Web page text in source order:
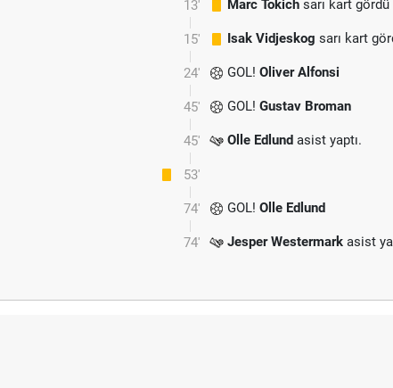
13' Marc Tokich sarı kart gördü
15' Isak Vidjeskog sarı kart
24' GOL! Oliver Alfonsi
45' GOL! Gustav Broman
45' Olle Edlund asist yaptı.
53'
74' GOL! Olle Edlund
74' Jesper Westermark asist